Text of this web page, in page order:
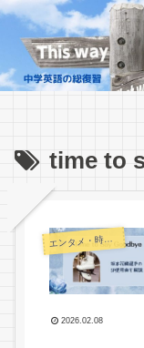
time to
エ
ンタメ・時事ネタ
2026.02.08